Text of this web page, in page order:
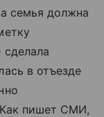
семья должна
в отъезде
пишет СМИ,